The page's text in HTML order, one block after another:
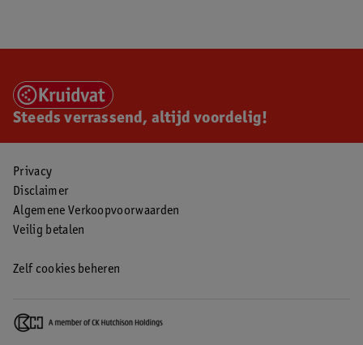
Steeds verrassend, altijd voordelig!
Privacy
Disclaimer
Algemene Verkoopvoorwaarden
Veilig betalen
Zelf cookies beheren